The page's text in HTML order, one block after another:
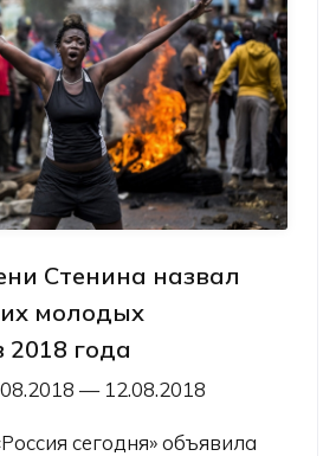
Стенина назвал
молодых
года
— 12.08.2018
сегодня» объявила